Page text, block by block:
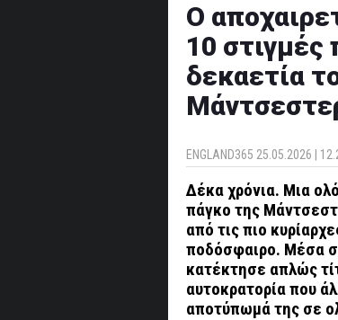
Ο
10
δεκαετία
ENGLAND365 25.05.2026 |
Δέκα χρόνια. Μια
πάγκο της
από τις πιο
ποδόσφαιρο. Μέσα
κατέκτησε απλώς
αυτοκρατορία που
αποτύπωμά της σε